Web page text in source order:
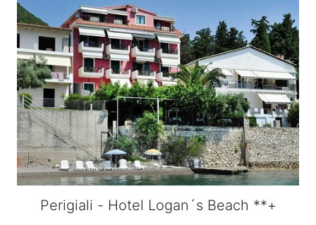
Perigiali - Hotel Logan´s Beach **+